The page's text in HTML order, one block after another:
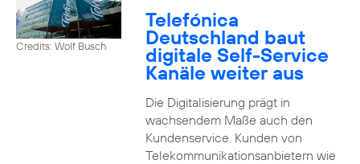
Credits: Wolf Busch
Telefónica
Deutschland baut
digitale Self-Service
Kanäle weiter aus
Die Digitalisierung prägt in
wachsendem Maße auch den
Kundenservice. Kunden von
Telekommunikationsanbietern wie